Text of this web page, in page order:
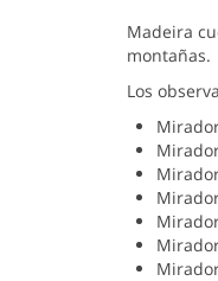
Madeira
montañas.
Los